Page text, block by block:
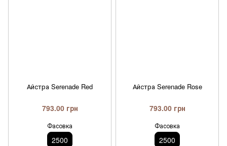
Айстра Serenade Red
793.00 грн
Фасовка
2500
Айстра Serenade Rose
793.00 грн
Фасовка
2500